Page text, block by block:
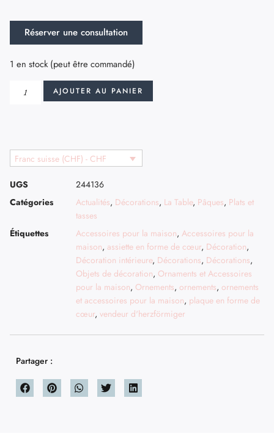
Réserver une consultation
1 en stock (peut être commandé)
AJOUTER AU PANIER
Franc suisse (CHF) - CHF
UGS
244136
Catégories
Actualités, Décorations, La Table, Pâques, Plats et
tasses
Étiquettes
Accessoires pour la maison, Accessoires pour la
maison, assiette en forme de cœur, Décoration,
Décoration intérieure, Décorations, Décorations,
Objets de décoration, Ornaments et Accessoires
pour la maison, Ornements, ornements, ornements
et accessoires pour la maison, plaque en forme de
cœur, vendeur d'herzförmiger
Partager :